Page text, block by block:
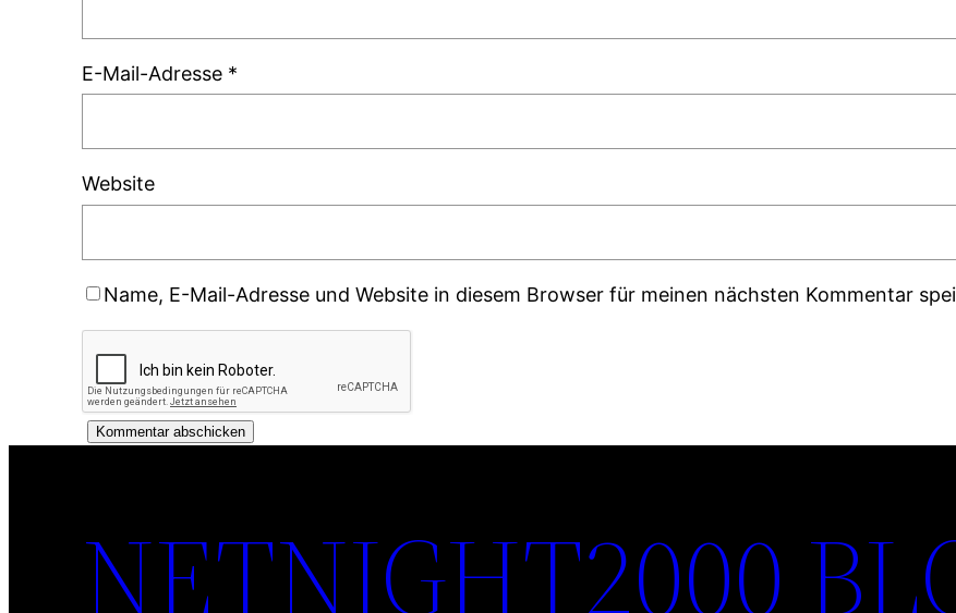
E-Mail-Adresse *
Website
Name, E-Mail-Adresse und Website in diesem Browser für meinen nächsten Kommentar
NETNIGHT2000